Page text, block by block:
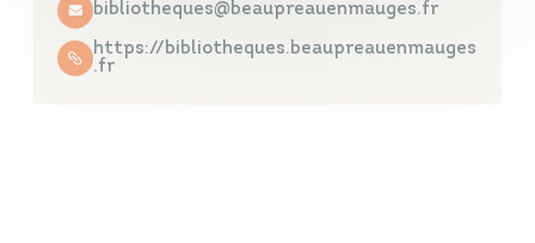
bibliotheques@beaupreauenmauges.fr
https://bibliotheques.beaupreauenmauges
.fr